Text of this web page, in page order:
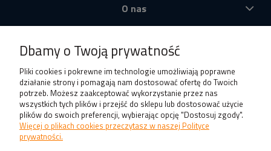
O nas
Dbamy o Twoją prywatność
Pliki cookies i pokrewne im technologie umożliwiają poprawne
działanie strony i pomagają nam dostosować ofertę do Twoich
potrzeb. Możesz zaakceptować wykorzystanie przez nas
wszystkich tych plików i przejść do sklepu lub dostosować użycie
plików do swoich preferencji, wybierając opcję "Dostosuj zgody".
Więcej o plikach cookies przeczytasz w naszej Polityce
prywatności.